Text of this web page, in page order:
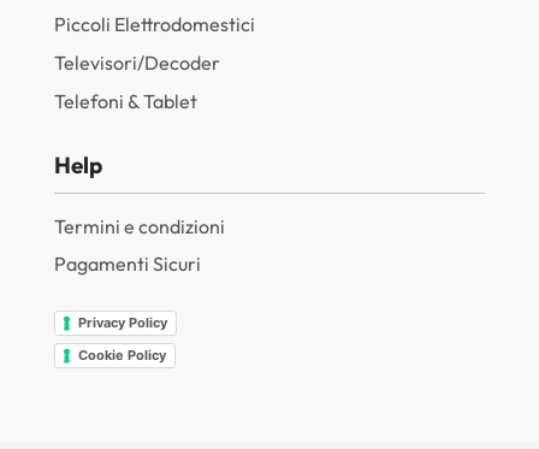
Piccoli Elettrodomestici
Televisori/Decoder
Telefoni & Tablet
Help
Termini e condizioni
Pagamenti Sicuri
Privacy Policy
Cookie Policy